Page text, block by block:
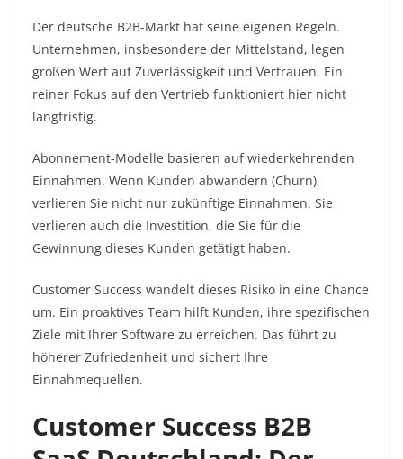
Der deutsche B2B-Markt hat seine eigenen Regeln.
Unternehmen, insbesondere der Mittelstand, legen
großen Wert auf Zuverlässigkeit und Vertrauen. Ein
reiner Fokus auf den Vertrieb funktioniert hier nicht
langfristig.
Abonnement-Modelle basieren auf wiederkehrenden
Einnahmen. Wenn Kunden abwandern (Churn),
verlieren Sie nicht nur zukünftige Einnahmen. Sie
verlieren auch die Investition, die Sie für die
Gewinnung dieses Kunden getätigt haben.
Customer Success wandelt dieses Risiko in eine Chance
um. Ein proaktives Team hilft Kunden, ihre spezifischen
Ziele mit Ihrer Software zu erreichen. Das führt zu
höherer Zufriedenheit und sichert Ihre
Einnahmequellen.
Customer Success B2B